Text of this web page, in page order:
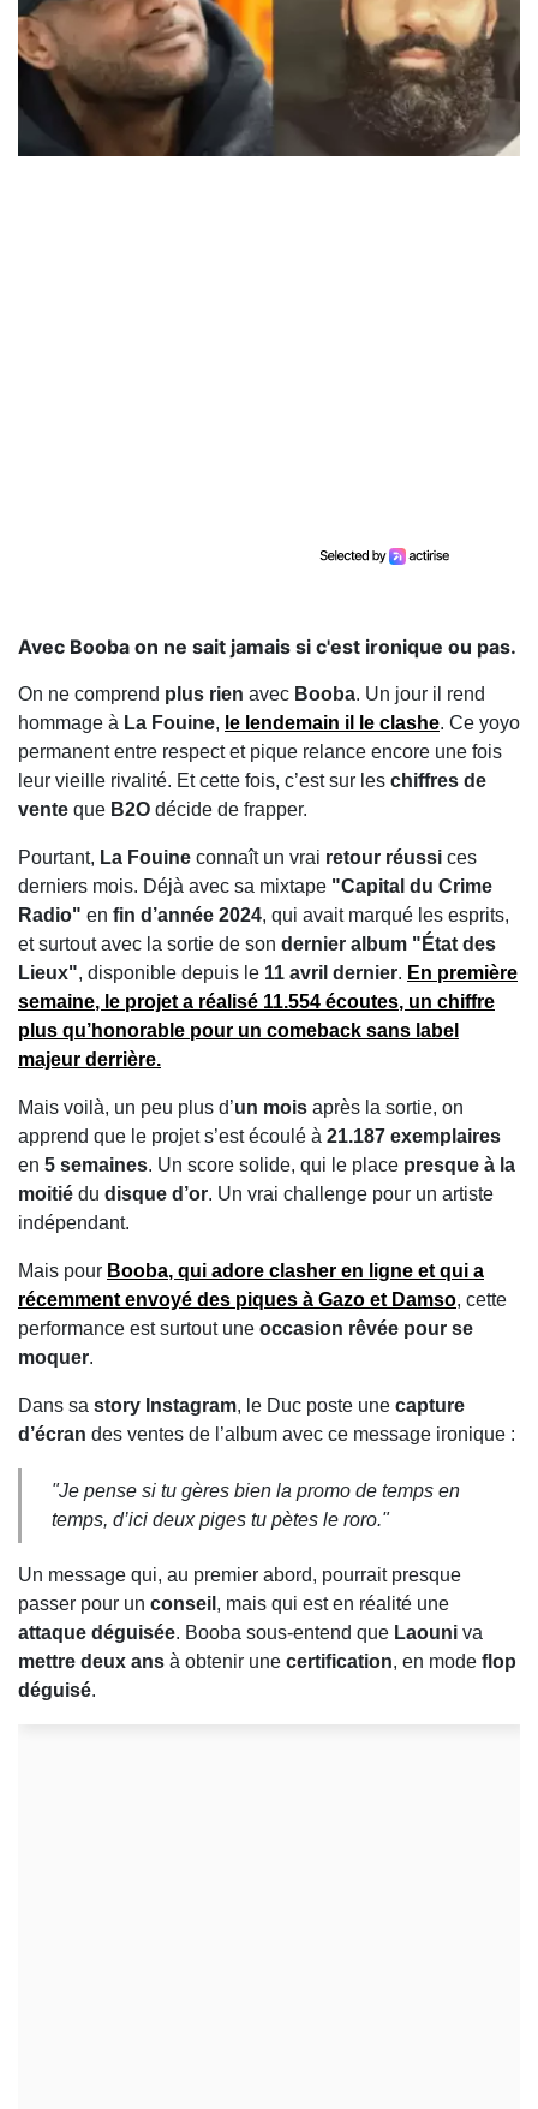
Avec Booba on ne sait jamais si c'est ironique ou pas.
On ne comprend plus rien avec Booba. Un jour il rend
hommage à La Fouine, le lendemain il le clashe. Ce yoyo
permanent entre respect et pique relance encore une fois
leur vieille rivalité. Et cette fois, c’est sur les chiffres de
vente que B2O décide de frapper.
Pourtant, La Fouine connaît un vrai retour réussi ces
derniers mois. Déjà avec sa mixtape "Capital du Crime
Radio" en fin d’année 2024, qui avait marqué les esprits,
et surtout avec la sortie de son dernier album "État des
Lieux", disponible depuis le 11 avril dernier. En première
semaine, le projet a réalisé 11.554 écoutes, un chiffre
plus qu’honorable pour un comeback sans label
majeur derrière.
Mais voilà, un peu plus d’un mois après la sortie, on
apprend que le projet s’est écoulé à 21.187 exemplaires
en 5 semaines. Un score solide, qui le place presque à la
moitié du disque d’or. Un vrai challenge pour un artiste
indépendant.
Mais pour Booba, qui adore clasher en ligne et qui a
récemment envoyé des piques à Gazo et Damso, cette
performance est surtout une occasion rêvée pour se
moquer.
Dans sa story Instagram, le Duc poste une capture
d’écran des ventes de l’album avec ce message ironique :
"Je pense si tu gères bien la promo de temps en
temps, d’ici deux piges tu pètes le roro."
Un message qui, au premier abord, pourrait presque
passer pour un conseil , mais qui est en réalité une
attaque déguisée. Booba sous-entend que Laouni va
mettre deux ans à obtenir une certification, en mode flop
déguisé.